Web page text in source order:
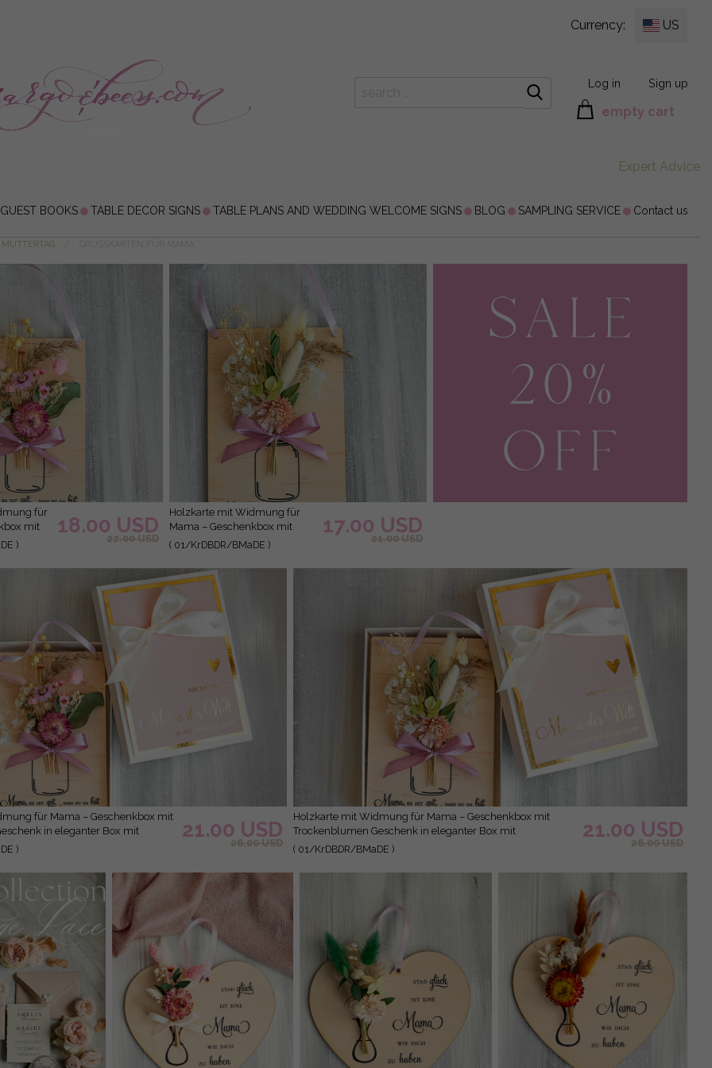
Currency: US
Log in Sign up
empty cart
Expert Advice
BOOKS TABLE DECOR SIGNS TABLE PLANS AND WEDDING WELCOME SIGNS BLOG SAMPLING SERVICE Contact us
mit
in
)
18.00 USD
22.00 USD
Holzkarte mit Widmung für
Mama – Geschenkbox mit
Trockenblumen Geschenk in
Trockenblumen zum Muttertag
Geschenkidee zum Muttertag
( 01/KrDBDR/BMaDE )
17.00 USD
21.00 USD
in eleganter Box mit
Muttertag Geschenkidee zum
)
21.00 USD
26.00 USD
Holzkarte mit Widmung für Mama – Geschenkbox mit
Trockenblumen Geschenk in eleganter Box mit
Trockenblumen zum Muttertag Geschenkidee zum
( 01/KrDBDR/BMaDE )
21.00 USD
26.00 USD